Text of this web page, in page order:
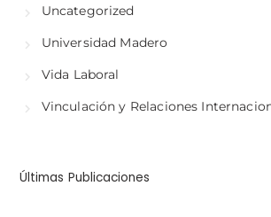
Uncategorized
Universidad Madero
Vida Laboral
Vinculación y Relaciones
Últimas Publicaciones